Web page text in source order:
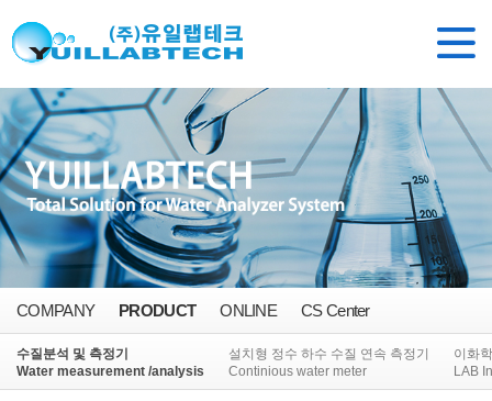
COMPANY PRODUCT ONLINE CS Center
수질분석 및 측정기
Water measurement /analysis
설치형 정수 하수 수질 연속 측정기
Continious water meter
이화
LAB